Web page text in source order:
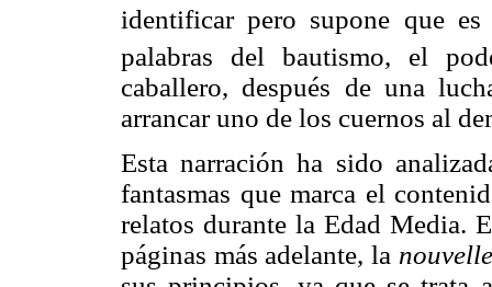
identificar pero supone que
palabras del bautismo, el
caballero, después de una
arrancar uno de los cuernos al
Esta narración ha sido
fantasmas que marca el
relatos durante la Edad Media.
páginas más adelante, la nouvelle